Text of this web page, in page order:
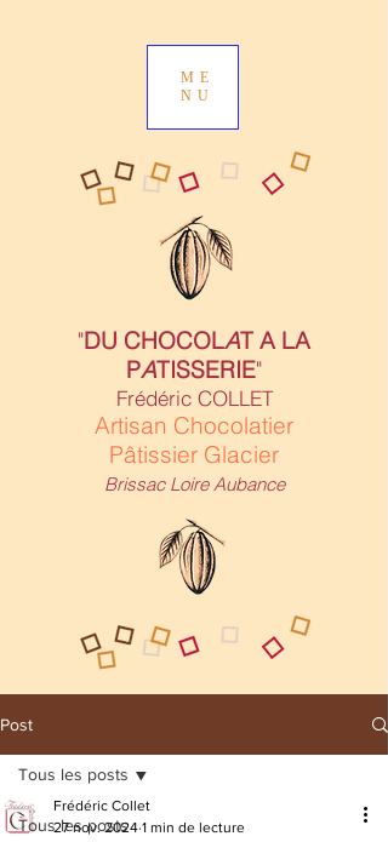
"DU CHOCOLAT A LA
PATISSERIE"
Frédéric COLLET
Artisan Chocolatier
Pâtissier Glacier
Brissac Loire Aubance
ME
NU
Post
Tous les posts
Tous les posts
Frédéric Collet
27 nov. 2024 1 min de lecture